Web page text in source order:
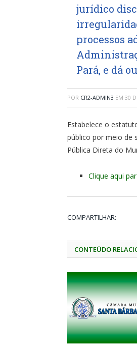
jurídico
processos
Pará, e dá
POR CR2-ADMIN3 EM 30
Estabelece o
público por meio de
Pública Direta do
Clique aqui
COMPARTILHAR:
CONTEÚDO